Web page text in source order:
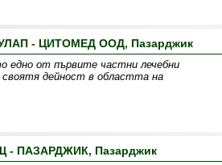
- ЦИТОМЕД ООД, Пазарджик
едно от първите частни лечебни
своятя дейност в областта на
ПАЗАРДЖИК, Пазарджик